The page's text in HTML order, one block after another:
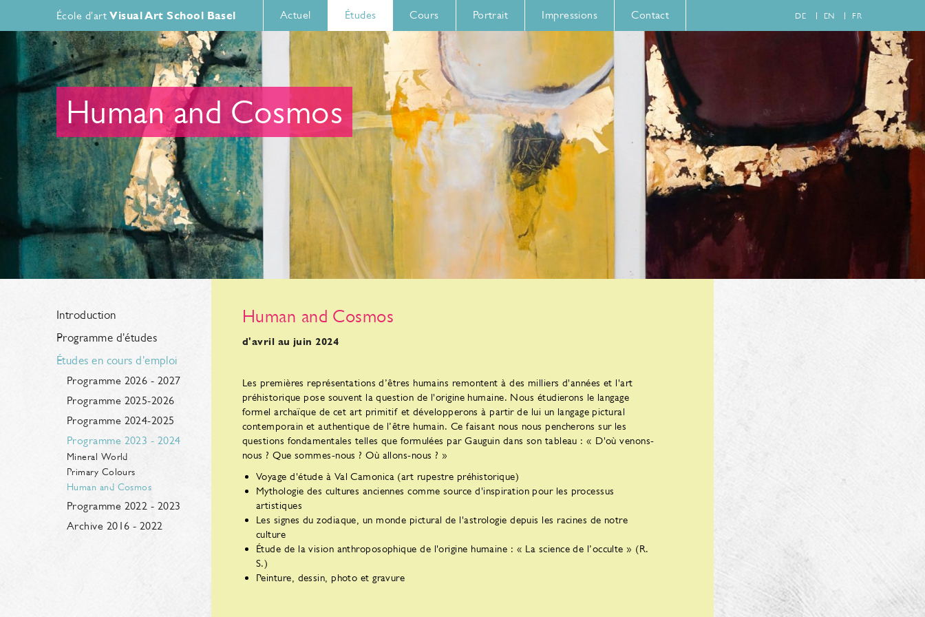
École d'artVisual Art School Basel Actuel Études Cours Portrait Impressions Contact DE EN FR
Human and Cosmos
Introduction
Programme d'études
Études en cours d'emploi
Programme 2026 - 2027
Programme 2025-2026
Programme 2024-2025
Programme 2023 - 2024
Mineral World
Primary Colours
Human and Cosmos
Programme 2022 - 2023
Archive 2016 - 2022
Human and Cosmos
d'avril au juin 2024
Les premières représentations d’êtres humains remontent à des milliers d'années et l'art
préhistorique pose souvent la question de l'origine humaine. Nous étudierons le langage
formel archaïque de cet art primitif et développerons à partir de lui un langage pictural
contemporain et authentique de l’être humain. Ce faisant nous nous pencherons sur les
questions fondamentales telles que formulées par Gauguin dans son tableau : « D'où venons-
nous ? Que sommes-nous ? Où allons-nous ? »
Voyage d'étude à Val Camonica (art rupestre préhistorique)
Mythologie des cultures anciennes comme source d'inspiration pour les processus
artistiques
Les signes du zodiaque, un monde pictural de l'astrologie depuis les racines de notre
culture
Étude de la vision anthroposophique de l'origine humaine : « La science de l’occulte » (R.
S.)
Peinture, dessin, photo et gravure